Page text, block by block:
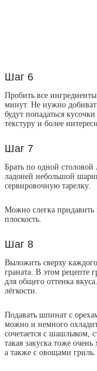
Шаг 6
Пробить все
минут. Не нужно
будут попадаться
текстуру и более
Шаг 7
Брать по одной
ладоней небольшой
сервировочную тарелку.
Можно слегка
плоскость.
Шаг 8
Выложить сверху
граната. В этом рецепте
для общего оттенка
лёгкости.
Подавать шпинат с
можно и немного
сочетается с шашлыком,
такая закуска тоже
а также с овощами гриль.